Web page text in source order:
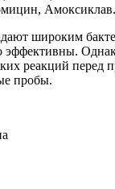
Амоксиклав.
широким
эффективны.
реакций перед
пробы.